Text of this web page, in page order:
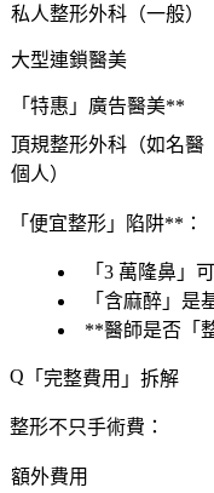
私人整形外科 （一般）
大型連鎖醫美
「特惠」廣告醫美**
頂規整形外科 （如名醫
個人）
「便宜整形」陷阱**：
「 3 萬隆鼻 」
「 含麻醉 」是
**醫師是否「
「 完整費用 」拆解
整形不只手術費：
額外費用